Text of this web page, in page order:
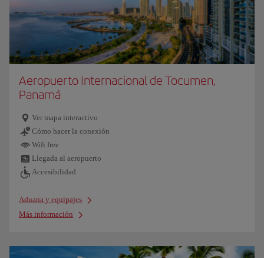
Aeropuerto Internacional de Tocumen,
Panamá
Ver mapa interactivo
Cómo hacer la conexión
Wifi free
Llegada al aeropuerto
Accesibilidad
Aduana y equipajes
Más información